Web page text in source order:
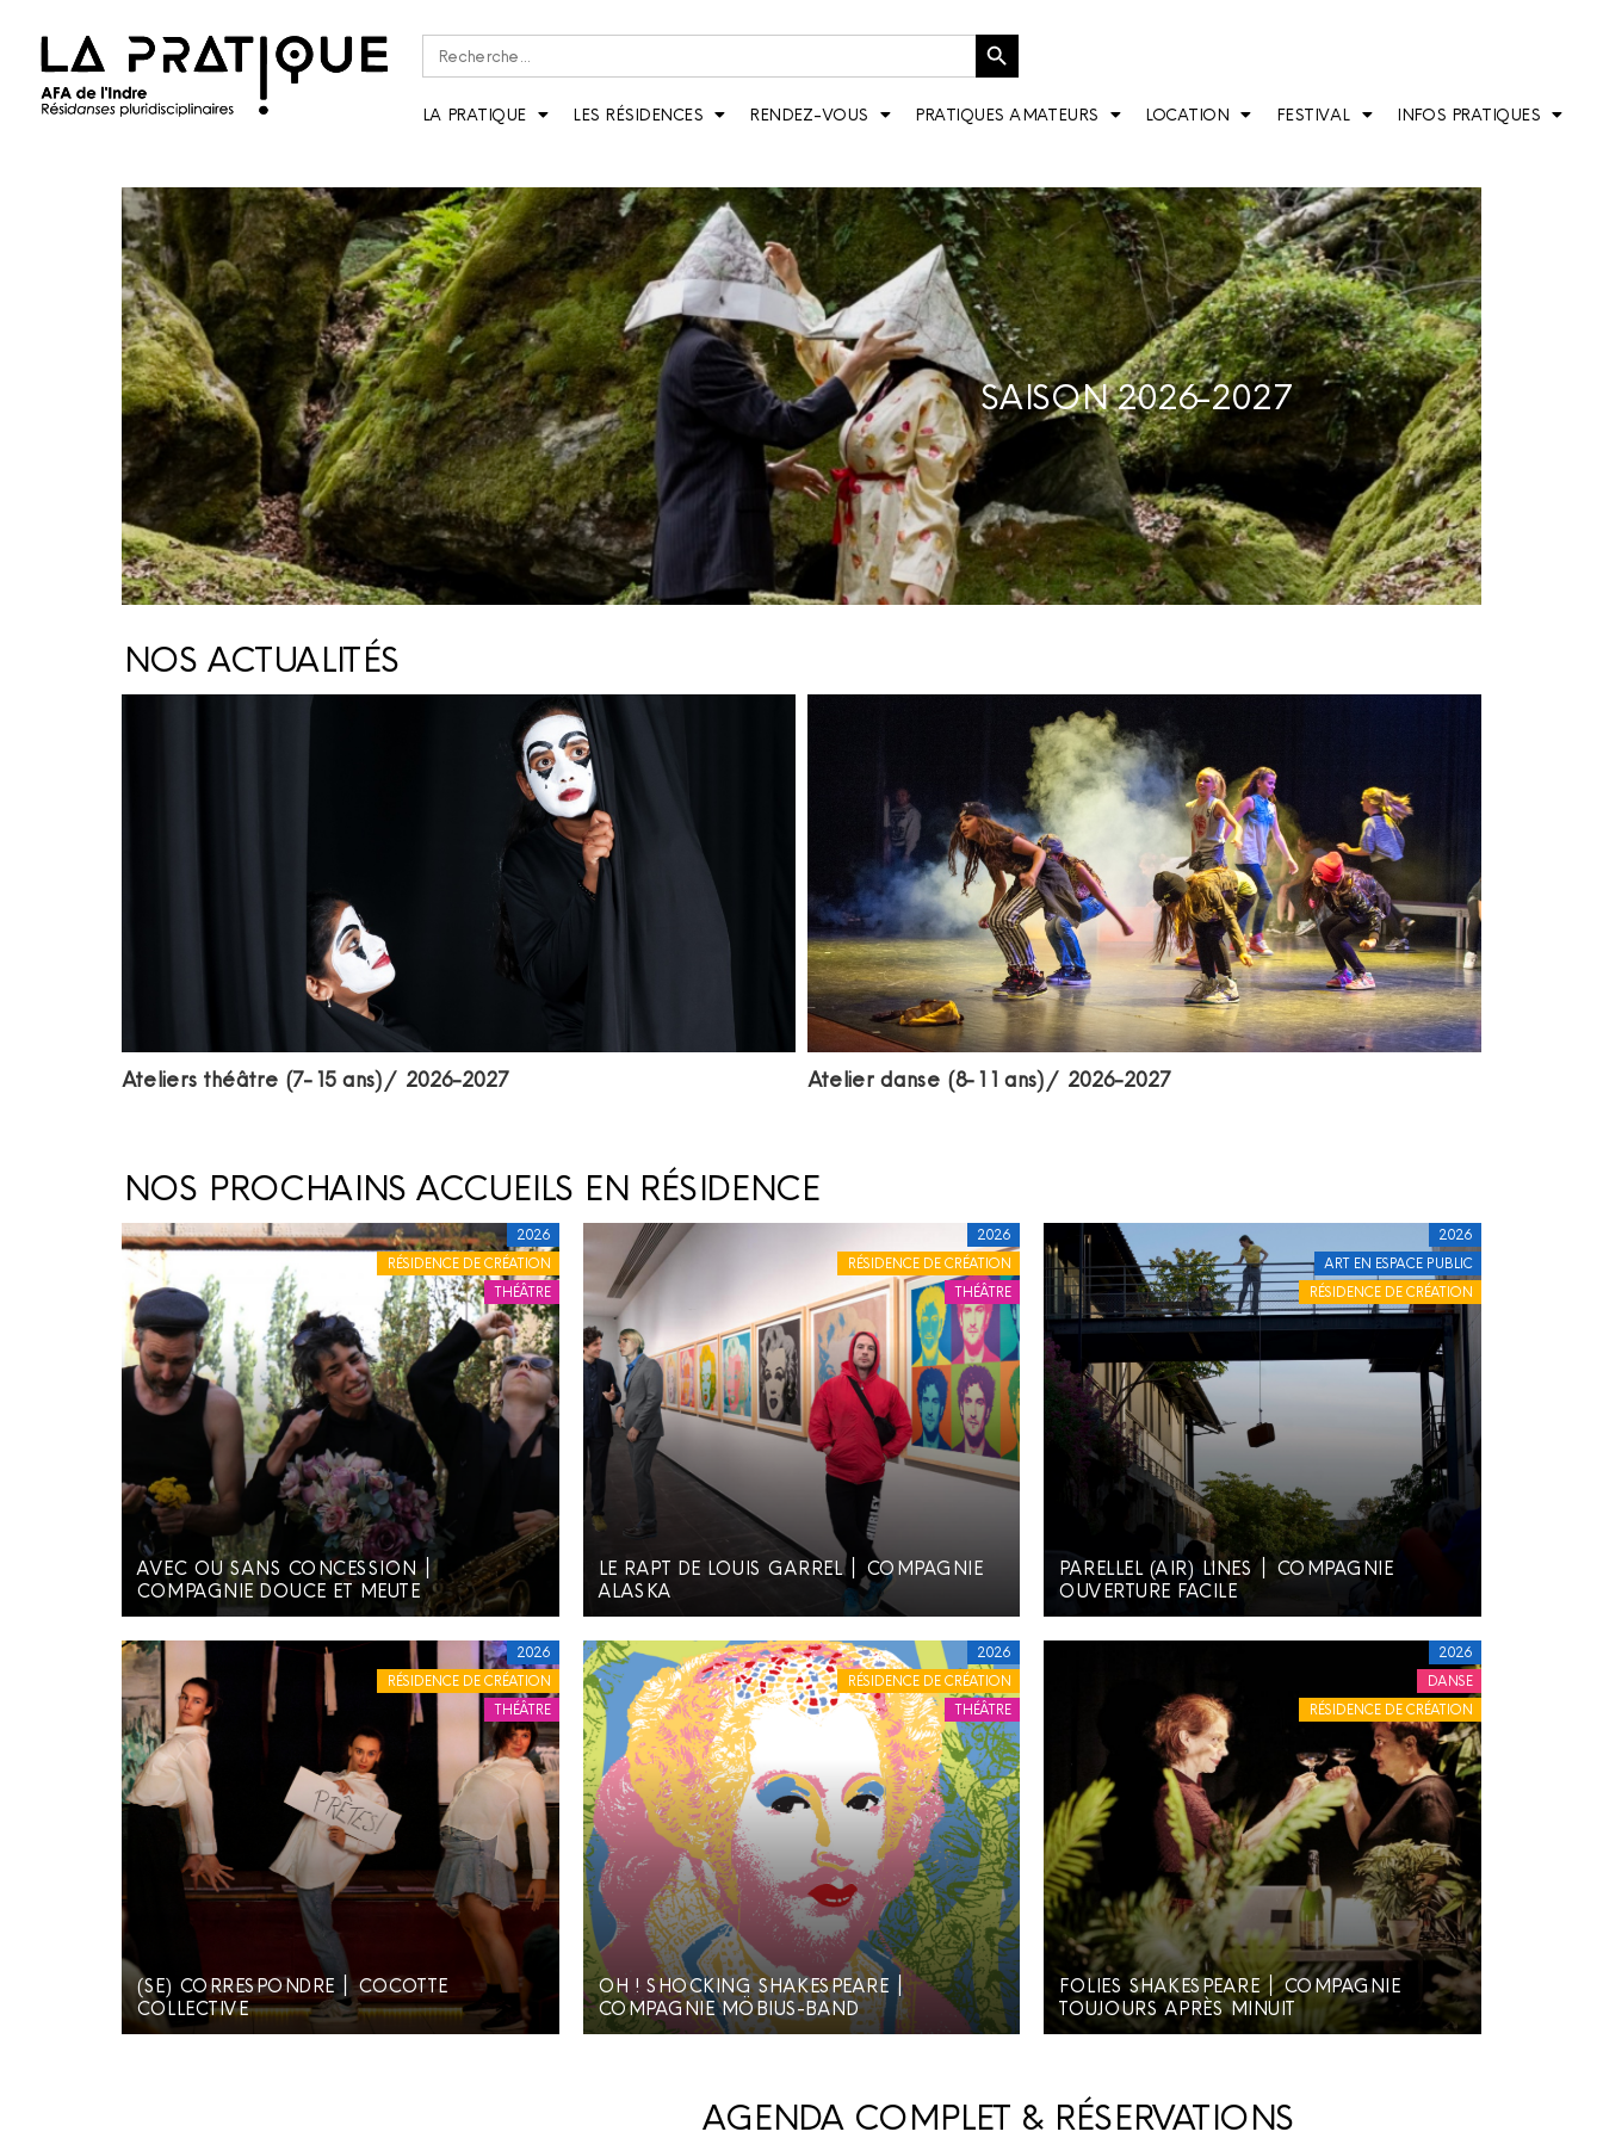
Rechercher : Bouton de recherche
LA PRATIQUE LES RÉSIDENCES RENDEZ-VOUS PRATIQUES AMATEURS LOCATION FESTIVAL INFOS PRATIQUES
SAISON 2026-2027
NOS ACTUALITÉS
Ateliers théâtre (7-15 ans) / 2026-2027 Atelier danse (8-11 ans) / 2026-2027
NOS PROCHAINS ACCUEILS EN RÉSIDENCE
2026
RÉSIDENCE DE CRÉATION
THÉÂTRE
AVEC OU SANS CONCESSION ׀
COMPAGNIE DOUCE ET MEUTE
2026
RÉSIDENCE DE CRÉATION
THÉÂTRE
LE RAPT DE LOUIS GARREL ׀ COMPAGNIE
ALASKA
2026
ART EN ESPACE PUBLIC
RÉSIDENCE DE CRÉATION
PARELLEL (AIR) LINES ׀ COMPAGNIE
OUVERTURE FACILE
2026
RÉSIDENCE DE CRÉATION
THÉÂTRE
(SE) CORRESPONDRE ׀ COCOTTE
COLLECTIVE
2026
RÉSIDENCE DE CRÉATION
THÉÂTRE
OH ! SHOCKING SHAKESPEARE ׀
COMPAGNIE MÖBIUS-BAND
2026
DANSE
RÉSIDENCE DE CRÉATION
FOLIES SHAKESPEARE ׀ COMPAGNIE
TOUJOURS APRÈS MINUIT
AGENDA COMPLET & RÉSERVATIONS